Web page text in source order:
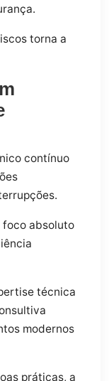
torna a
contínuo
foco absoluto
técnica
modernos
práticas, a